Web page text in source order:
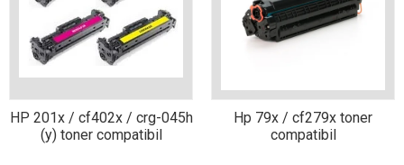
HP 201x / cf402x / crg-045h
(y) toner compatibil
Hp 79x / cf279x toner
compatibil